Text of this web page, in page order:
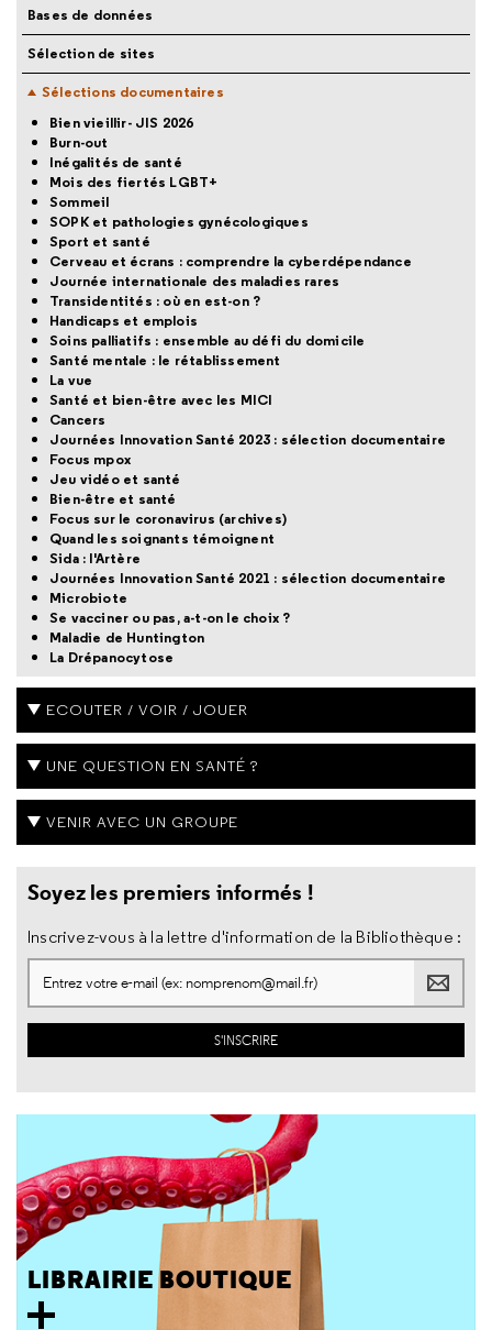
Bases de données
Sélection de sites
Sélections documentaires
Bien vieillir- JIS 2026
Burn-out
Inégalités de santé
Mois des fiertés LGBT+
Sommeil
SOPK et pathologies gynécologiques
Sport et santé
Cerveau et écrans : comprendre la cyberdépendance
Journée internationale des maladies rares
Transidentités : où en est-on ?
Handicaps et emplois
Soins palliatifs : ensemble au défi du domicile
Santé mentale : le rétablissement
La vue
Santé et bien-être avec les MICI
Cancers
Journées Innovation Santé 2023 : sélection documentaire
Focus mpox
Jeu vidéo et santé
Bien-être et santé
Focus sur le coronavirus (archives)
Quand les soignants témoignent
Sida : l'Artère
Journées Innovation Santé 2021 : sélection documentaire
Microbiote
Se vacciner ou pas, a-t-on le choix ?
Maladie de Huntington
La Drépanocytose
ECOUTER / VOIR / JOUER
UNE QUESTION EN SANTÉ ?
VENIR AVEC UN GROUPE
Soyez les premiers informés !
Inscrivez-vous à la lettre d'information de la Bibliothèque :
LIBRAIRIE BOUTIQUE